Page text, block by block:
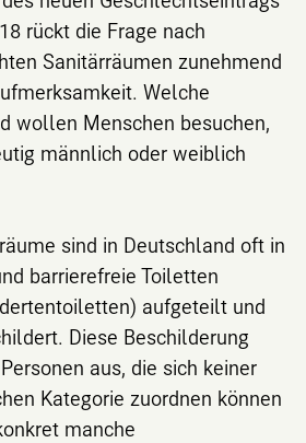
rückt die Frage nach
Sanitärräumen zunehmend
Welche
wollen Menschen besuchen,
männlich oder weiblich
sind in Deutschland oft in
barrierefreie Toiletten
aufgeteilt und
Diese Beschilderung
aus, die sich keiner
Kategorie zuordnen können
manche